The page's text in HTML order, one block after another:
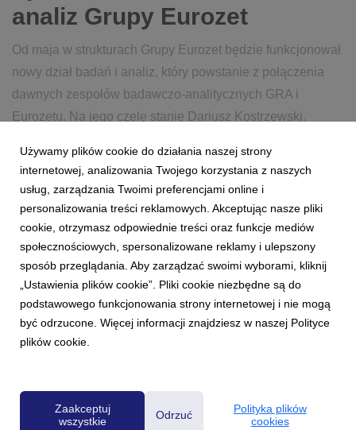
analiz Grupy Eurozet
Od maja w strukturach Grupy Eurozet będzie funkcjonował
nowy dział badań i analiz, który powstanie z połączenia
dawnych zespołów badawczo-analitycznych GRA i
Eurozetu. Na jego czele stanie Dariusz Kostrzewski.
26 kwietnia 2023 czytaj więcej...
GRUPAEUROZET KOSTRZEWSKI
DYREKTOR BADAŃ I ANALIZ
Powered by
Używamy plików cookie do działania naszej strony
internetowej, analizowania Twojego korzystania z naszych
usług, zarządzania Twoimi preferencjami online i
personalizowania treści reklamowych. Akceptując nasze pliki
cookie, otrzymasz odpowiednie treści oraz funkcje mediów
społecznościowych, spersonalizowane reklamy i ulepszony
sposób przeglądania. Aby zarządzać swoimi wyborami, kliknij
„Ustawienia plików cookie”. Pliki cookie niezbędne są do
podstawowego funkcjonowania strony internetowej i nie mogą
być odrzucone. Więcej informacji znajdziesz w naszej Polityce
plików cookie.
Zaakceptuj
wszystkie
Odrzuć
Polityka plików
cookies